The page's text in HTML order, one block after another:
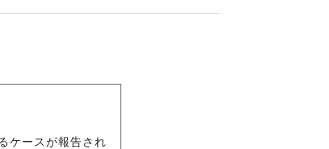
ケースが報告され